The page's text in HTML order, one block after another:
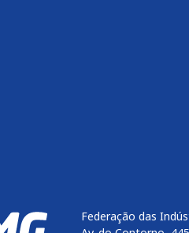
Federação das